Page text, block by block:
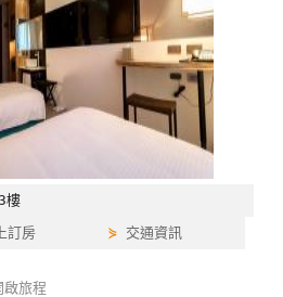
樓
訂房 ⋟ 交通資訊
啟旅程